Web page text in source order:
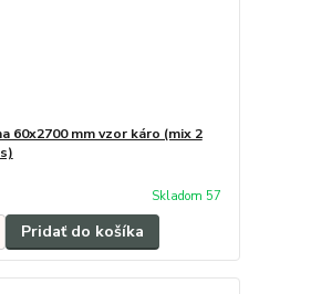
60x2700 mm vzor káro (mix 2
Skladom 57
Pridať do košíka